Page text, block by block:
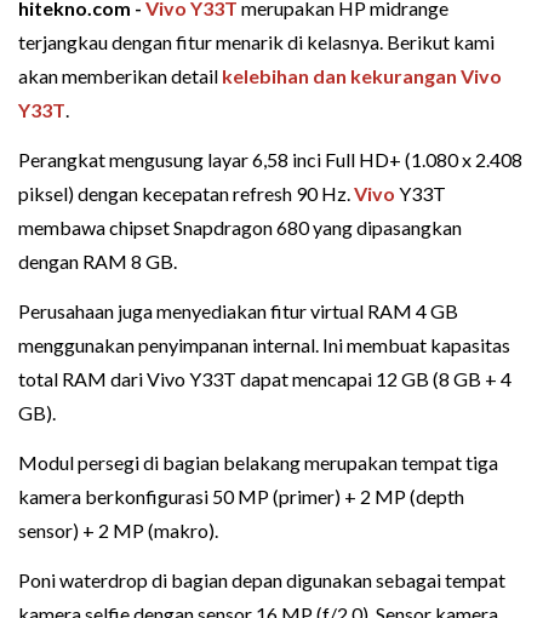
hitekno.com - Vivo Y33T merupakan HP midrange
terjangkau dengan fitur menarik di kelasnya. Berikut kami
akan memberikan detail kelebihan dan kekurangan Vivo
Y33T.
Perangkat mengusung layar 6,58 inci Full HD+ (1.080 x 2.408
piksel) dengan kecepatan refresh 90 Hz.Vivo Y33T
membawa chipset Snapdragon 680 yang dipasangkan
dengan RAM 8 GB.
Perusahaan juga menyediakan fitur virtual RAM 4 GB
menggunakan penyimpanan internal. Ini membuat kapasitas
total RAM dari Vivo Y33T dapat mencapai 12 GB (8 GB + 4
GB).
Modul persegi di bagian belakang merupakan tempat tiga
kamera berkonfigurasi 50 MP (primer) + 2 MP (depth
sensor) + 2 MP (makro).
Poni waterdrop di bagian depan digunakan sebagai tempat